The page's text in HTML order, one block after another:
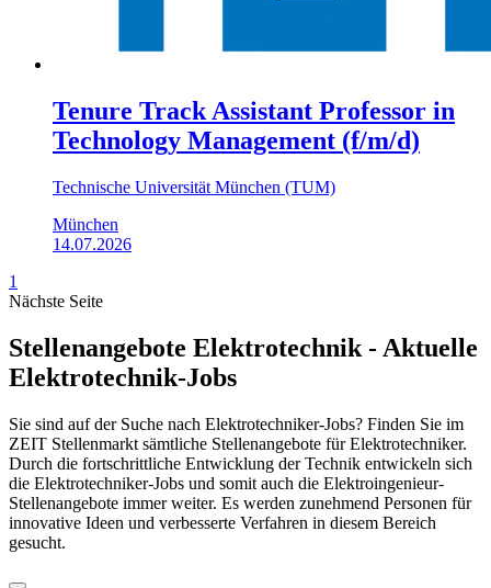
Tenure Track Assistant Professor in
Technology Management (f/m/d)
Technische Universität München (TUM)
München
14.07.2026
1
Nächste Seite
Stellenangebote Elektrotechnik - Aktuelle
Elektrotechnik-Jobs
Sie sind auf der Suche nach Elektrotechniker-Jobs? Finden Sie im
ZEIT Stellenmarkt sämtliche Stellenangebote für Elektrotechniker.
Durch die fortschrittliche Entwicklung der Technik entwickeln sich
die Elektrotechniker-Jobs und somit auch die Elektroingenieur-
Stellenangebote immer weiter. Es werden zunehmend Personen für
innovative Ideen und verbesserte Verfahren in diesem Bereich
gesucht.